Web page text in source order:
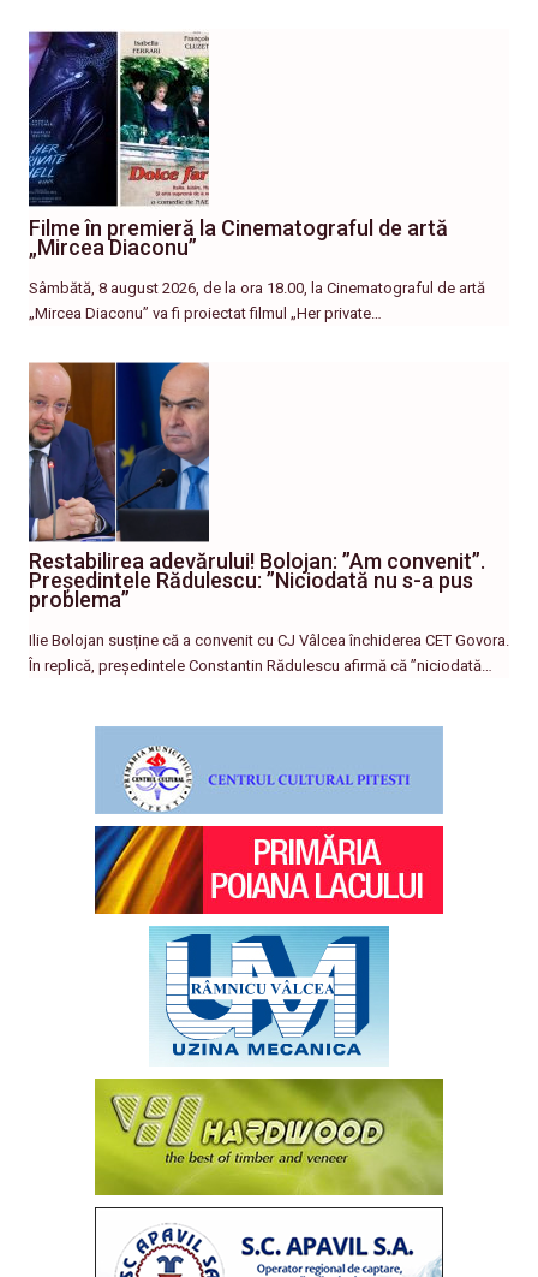
Filme în premieră la Cinematograful de artă
„Mircea Diaconu”
Sâmbătă, 8 august 2026, de la ora 18.00, la Cinematograful de artă
„Mircea Diaconu” va fi proiectat filmul „Her private…
Restabilirea adevărului! Bolojan: ”Am convenit”.
Președintele Rădulescu: ”Niciodată nu s-a pus
problema”
Ilie Bolojan susține că a convenit cu CJ Vâlcea închiderea CET Govora.
În replică, președintele Constantin Rădulescu afirmă că ”niciodată…